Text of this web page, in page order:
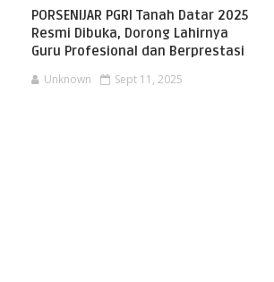
PORSENIJAR PGRI Tanah Datar 2025
Resmi Dibuka, Dorong Lahirnya
Guru Profesional dan Berprestasi
Unknown Sept 11, 2025